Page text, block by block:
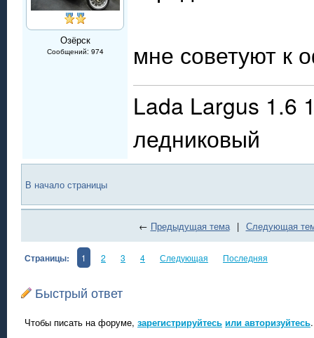
Озёрск
Сообщений: 974
мне советуют к
Lada Largus 1.6
ледниковый
В начало страницы
← Предыдущая тема | Следующая
Страницы: 1 2 3 4 Следующая Последняя
Быстрый ответ
Чтобы писать на форуме, зарегистрируйтесь или авторизуйтесь.